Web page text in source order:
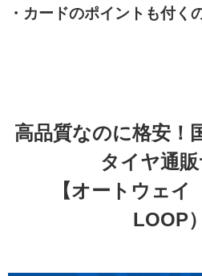
・カードのポイントも付く
高品質なのに格安！
タイヤ通販
【オートウェイ
LOOP